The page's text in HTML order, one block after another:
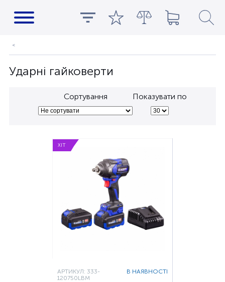
Ударні гайковерти
Сортування Показувати по
ХІТ
АРТИКУЛ: 333-
120750LBM
В НАЯВНОСТІ